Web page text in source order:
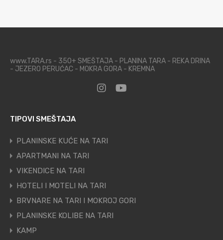
www.TARA.rs - 350+ SMEŠTAJA - PLANINA TARA - REKA DRINA
- JEZERO PERUĆAC - MOKRA GORA - KREMNA
TIPOVI SMEŠTAJA
PLANINSKE KUĆE NA TARI
APARTMANI NA TARI
VIKENDICE NA TARI
HOTELI I MOTELI NA TARI
BRVNARE NA TARI I MOKROJ GORI
PLANINSKE KOLIBE NA TARI
KAMP